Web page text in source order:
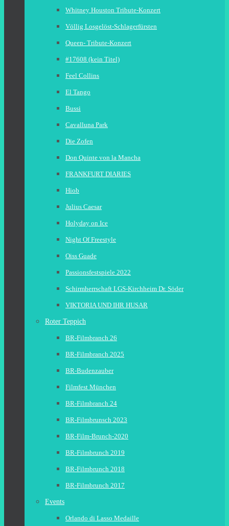
Whitney Houston Tribute-Konzert
Völlig Losgelöst-Schlagerfürsten
Queen- Tribute-Konzert
#17608 (kein Titel)
Feel Collins
El Tango
Bussi
Cavalluna Park
Die Zofen
Don Quinte von la Mancha
FRANKFURT DIARIES
Hiob
Julius Caesar
Holyday on Ice
Night Of Freestyle
Oiss Guade
Passionsfestspiele 2022
Schirmherrschaft LGS-Kirchheim Dr. Söder
VIKTORIA UND IHR HUSAR
Roter Teppich
BR-Filmbranch 26
BR-Filmbranch 2025
BR-Budenzauber
Filmfest München
BR-Filmbranch 24
BR-Filmbrunsch 2023
BR-Film-Brunch-2020
BR-Filmbrunch 2019
BR-Filmbrunch 2018
BR-Filmbrunch 2017
Events
Orlando di Lasso Medaille